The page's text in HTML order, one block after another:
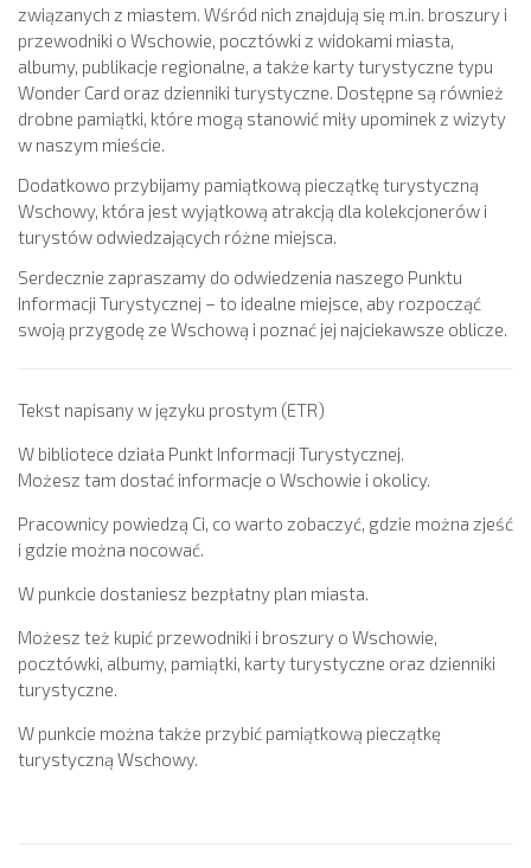
związanych z miastem. Wśród nich znajdują się m.in. broszury i
przewodniki o Wschowie, pocztówki z widokami miasta,
albumy, publikacje regionalne, a także karty turystyczne typu
Wonder Card oraz dzienniki turystyczne. Dostępne są również
drobne pamiątki, które mogą stanowić miły upominek z wizyty
w naszym mieście.
Dodatkowo przybijamy pamiątkową pieczątkę turystyczną
Wschowy, która jest wyjątkową atrakcją dla kolekcjonerów i
turystów odwiedzających różne miejsca.
Serdecznie zapraszamy do odwiedzenia naszego Punktu
Informacji Turystycznej – to idealne miejsce, aby rozpocząć
swoją przygodę ze Wschową i poznać jej najciekawsze oblicze.
Tekst napisany w języku prostym (ETR)
W bibliotece działa Punkt Informacji Turystycznej.
Możesz tam dostać informacje o Wschowie i okolicy.
Pracownicy powiedzą Ci, co warto zobaczyć, gdzie można zjeść
i gdzie można nocować.
W punkcie dostaniesz bezpłatny plan miasta.
Możesz też kupić przewodniki i broszury o Wschowie,
pocztówki, albumy, pamiątki, karty turystyczne oraz dzienniki
turystyczne.
W punkcie można także przybić pamiątkową pieczątkę
turystyczną Wschowy.